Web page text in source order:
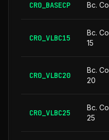
CR0_BASECP Bc.
CR0_VLBC15
Bc.
15
CR0_VLBC20
Bc.
20
CR0_VLBC25
Bc.
25